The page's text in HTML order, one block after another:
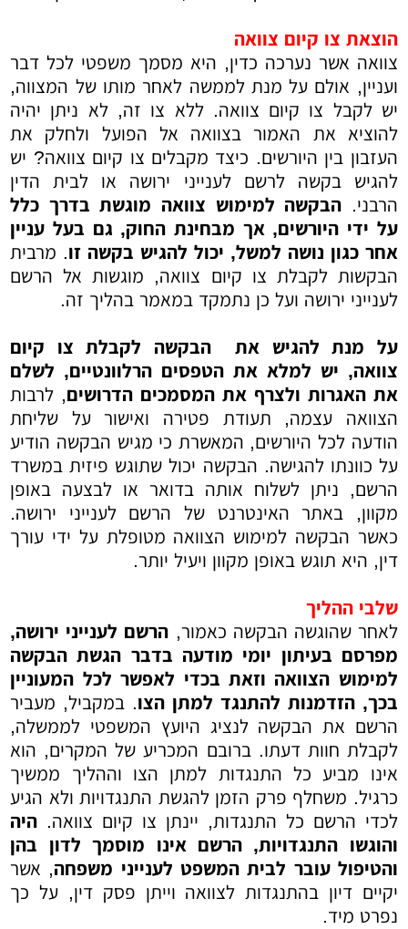
הוצאת צו קיום צוואה
צוואה אשר נערכה כדין, היא מסמך משפטי לכל דבר
ועניין, אולם על מנת לממשה לאחר מותו של המצווה,
יש לקבל צו קיום צוואה. ללא צו זה, לא ניתן יהיה
להוציא את האמור בצוואה אל הפועל ולחלק את
העזבון בין היורשים. כיצד מקבלים צו קיום צוואה? יש
להגיש בקשה לרשם לענייני ירושה או לבית הדין
הרבני. הבקשה למימוש צוואה מוגשת בדרך כלל
על ידי היורשים, אך מבחינת החוק, גם בעל עניין
אחר כגון נושה למשל, יכול להגיש בקשה זו. מרבית
הבקשות לקבלת צו קיום צוואה, מוגשות אל הרשם
לענייני ירושה ועל כן נתמקד במאמר בהליך זה.
על מנת להגיש את
הבקשה לקבלת צו קיום
צוואה, יש למלא את הטפסים הרלוונטיים, לשלם
את האגרות ולצרף את המסמכים הדרושים, לרבות
הצוואה עצמה, תעודת פטירה ואישור על שליחת
הודעה לכל היורשים, המאשרת כי מגיש הבקשה הודיע
על כוונתו להגישה. הבקשה יכול שתוגש פיזית במשרד
הרשם, ניתן לשלוח אותה בדואר או לבצעה באופן
מקוון, באתר האינטרנט של הרשם לענייני ירושה.
כאשר הבקשה למימוש הצוואה מטופלת על ידי עורך
דין, היא תוגש באופן מקוון ויעיל יותר.
שלבי ההליך
לאחר שהוגשה הבקשה כאמור, הרשם לענייני ירושה,
מפרסם בעיתון יומי מודעה בדבר הגשת הבקשה
למימוש הצוואה וזאת בכדי לאפשר לכל המעוניין
בכך, הזדמנות להתנגד למתן הצו. במקביל, מעביר
הרשם את הבקשה לנציג היועץ המשפטי לממשלה,
לקבלת חוות דעתו. ברובם המכריע של המקרים, הוא
אינו מביע כל התנגדות למתן הצו וההליך ממשיך
כרגיל. משחלף פרק הזמן להגשת התנגדויות ולא הגיע
לכדי הרשם כל התנגדות, יינתן צו קיום צוואה. היה
והוגשו התנגדויות, הרשם אינו מוסמך לדון בהן
והטיפול עובר לבית המשפט לענייני משפחה, אשר
יקיים דיון בהתנגדות לצוואה וייתן פסק דין, על כך
נפרט מיד.